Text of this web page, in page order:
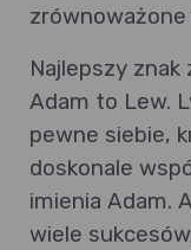
zrównoważone
Najlepszy znak
Adam to Lew.
pewne siebie,
doskonale
imienia Adam.
wiele